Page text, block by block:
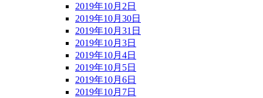
2019年10月2日
2019年10月30日
2019年10月31日
2019年10月3日
2019年10月4日
2019年10月5日
2019年10月6日
2019年10月7日